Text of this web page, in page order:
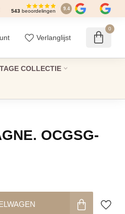
543 beoordelingen 9.4
Verlanglijst
0
COLLECTIE
OCGSG-